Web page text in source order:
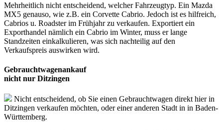
Mehrheitlich nicht entscheidend, welcher Fahrzeugtyp. Ein Mazda
MX5 genauso, wie z.B. ein Corvette Cabrio. Jedoch ist es hilfreich,
Cabrios u. Roadster im Frühjahr zu verkaufen. Exportiert ein
Exporthandel nämlich ein Cabrio im Winter, muss er lange
Standzeiten einkalkulieren, was sich nachteilig auf den
Verkaufspreis auswirken wird.
Gebrauchtwagenankauf
nicht nur Ditzingen
Nicht entscheidend, ob Sie einen Gebrauchtwagen direkt hier in
Ditzingen verkaufen möchten, oder einer anderen Stadt in in Baden-
Württemberg.